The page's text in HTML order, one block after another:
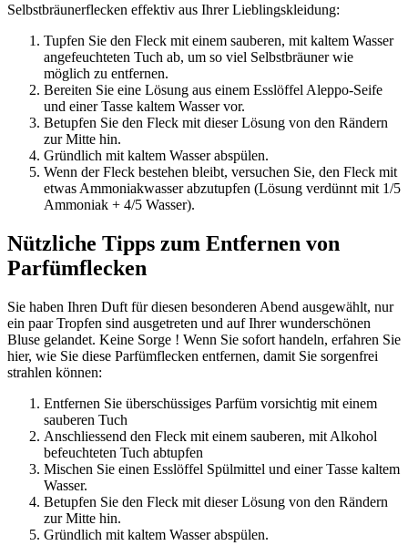
Selbstbräunerflecken effektiv aus Ihrer Lieblingskleidung:
Tupfen Sie den Fleck mit einem sauberen, mit kaltem Wasser
angefeuchteten Tuch ab, um so viel Selbstbräuner wie
möglich zu entfernen.
Bereiten Sie eine Lösung aus einem Esslöffel Aleppo-Seife
und einer Tasse kaltem Wasser vor.
Betupfen Sie den Fleck mit dieser Lösung von den Rändern
zur Mitte hin.
Gründlich mit kaltem Wasser abspülen.
Wenn der Fleck bestehen bleibt, versuchen Sie, den Fleck mit
etwas Ammoniakwasser abzutupfen (Lösung verdünnt mit 1/5
Ammoniak + 4/5 Wasser).
Nützliche Tipps zum Entfernen von
Parfümflecken
Sie haben Ihren Duft für diesen besonderen Abend ausgewählt, nur
ein paar Tropfen sind ausgetreten und auf Ihrer wunderschönen
Bluse gelandet. Keine Sorge ! Wenn Sie sofort handeln, erfahren Sie
hier, wie Sie diese Parfümflecken entfernen, damit Sie sorgenfrei
strahlen können:
Entfernen Sie überschüssiges Parfüm vorsichtig mit einem
sauberen Tuch
Anschliessend den Fleck mit einem sauberen, mit Alkohol
befeuchteten Tuch abtupfen
Mischen Sie einen Esslöffel Spülmittel und einer Tasse kaltem
Wasser.
Betupfen Sie den Fleck mit dieser Lösung von den Rändern
zur Mitte hin.
Gründlich mit kaltem Wasser abspülen.